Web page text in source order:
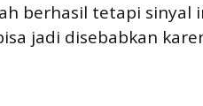
berhasil tetapi sinyal
jadi disebabkan